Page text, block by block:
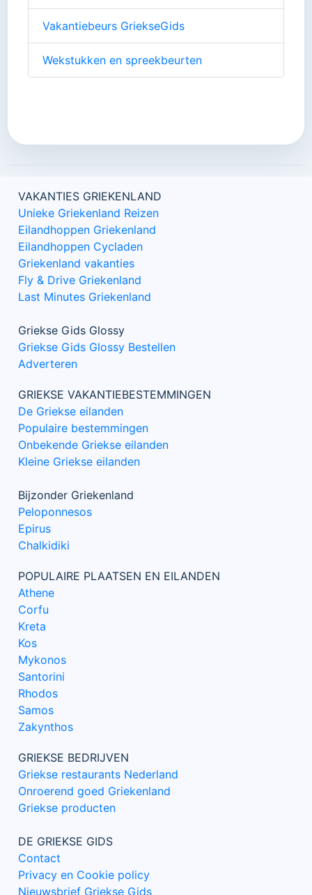
Vakantiebeurs GriekseGids
Wekstukken en spreekbeurten
VAKANTIES GRIEKENLAND
Unieke Griekenland Reizen
Eilandhoppen Griekenland
Eilandhoppen Cycladen
Griekenland vakanties
Fly & Drive Griekenland
Last Minutes Griekenland
Griekse Gids Glossy
Griekse Gids Glossy Bestellen
Adverteren
GRIEKSE VAKANTIEBESTEMMINGEN
De Griekse eilanden
Populaire bestemmingen
Onbekende Griekse eilanden
Kleine Griekse eilanden
Bijzonder Griekenland
Peloponnesos
Epirus
Chalkidiki
POPULAIRE PLAATSEN EN EILANDEN
Athene
Corfu
Kreta
Kos
Mykonos
Santorini
Rhodos
Samos
Zakynthos
GRIEKSE BEDRIJVEN
Griekse restaurants Nederland
Onroerend goed Griekenland
Griekse producten
DE GRIEKSE GIDS
Contact
Privacy en Cookie policy
Nieuwsbrief Griekse Gids